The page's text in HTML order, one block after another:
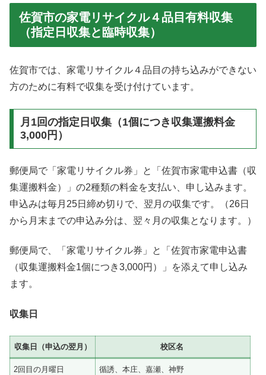
佐賀市の家電リサイクル４品目有料収集
（指定日収集と臨時収集）
佐賀市では、家電リサイクル４品目の持ち込みができない
方のために有料で収集を受け付けています。
月1回の指定日収集（1個につき収集運搬料金
3,000円）
郵便局で「家電リサイクル券」と「佐賀市家電申込書（収
集運搬料金）」の2種類の料金を支払い、申し込みます。
申込みは毎月25日締め切りで、翌月の収集です。（26日
から月末までの申込み分は、翌々月の収集となります。）
郵便局で、「家電リサイクル券」と「佐賀市家電申込書
（収集運搬料金1個につき3,000円）」を添えて申し込み
ます。
収集日
収集日（申込の翌月） 校区名
2回目の月曜日 循誘、本庄、嘉瀬、神野